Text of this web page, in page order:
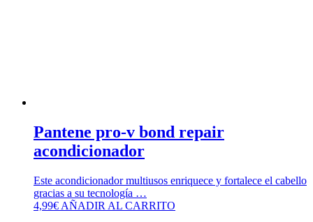
Pantene pro-v bond repair
acondicionador
Este acondicionador multiusos enriquece y fortalece el cabello
gracias a su tecnología …
4,99€ AÑADIR AL CARRITO